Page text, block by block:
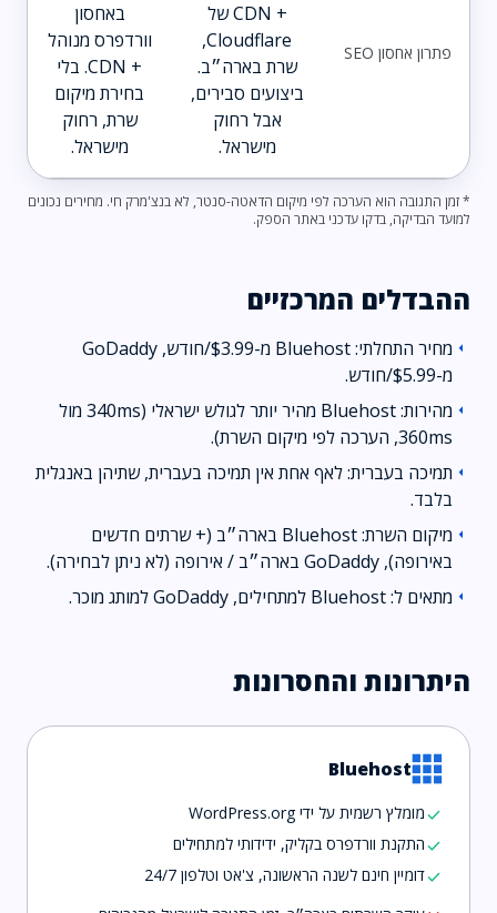
פתרון אחסון SEO
+ CDN של
Cloudflare,
שרת בארה״ב.
ביצועים סבירים,
אבל רחוק
מישראל.
באחסון
וורדפרס מנוהל
+ CDN. בלי
בחירת מיקום
שרת, רחוק
מישראל.
* זמן התגובה הוא הערכה לפי מיקום הדאטה-סנטר, לא בנצ'מרק חי. מחירים נכונים
למועד הבדיקה, בדקו עדכני באתר הספק.
ההבדלים המרכזיים
arrow_left
מחיר התחלתי: Bluehost מ-$3.99/חודש, GoDaddy
מ-$5.99/חודש.
arrow_left
מהירות: Bluehost מהיר יותר לגולש ישראלי (340ms מול
360ms, הערכה לפי מיקום השרת).
arrow_left תמיכה בעברית: לאף אחת אין תמיכה בעברית, שתיהן באנגלית
בלבד.
arrow_left
מיקום השרת: Bluehost בארה״ב (+ שרתים חדשים
באירופה), GoDaddy בארה״ב / אירופה (לא ניתן לבחירה).
arrow_left מתאים ל: Bluehost למתחילים, GoDaddy למותג מוכר.
היתרונות והחסרונות
Bluehost
checkמומלץ רשמית על ידי WordPress.org
checkהתקנת וורדפרס בקליק, ידידותי למתחילים
checkדומיין חינם לשנה הראשונה, צ'אט וטלפון 24/7